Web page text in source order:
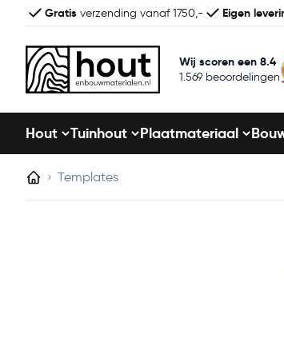
Gratis verzending vanaf 1750,- Eigen
Wij scoren een 8.4
1.569 beoordelingen
Hout Tuinhout Plaatmateriaal
Templates